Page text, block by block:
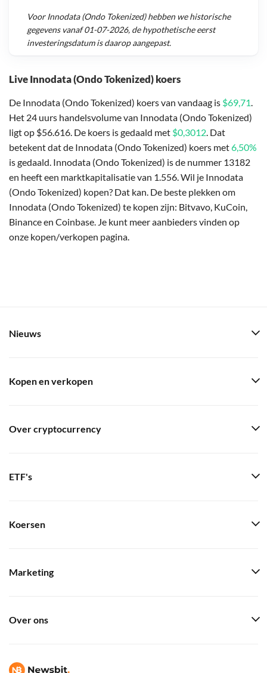
Live Innodata (Ondo Tokenized) koers
De Innodata (Ondo Tokenized) koers van vandaag is $69,71.
Het 24 uurs handelsvolume van Innodata (Ondo Tokenized)
ligt op $56.616. De koers is gedaald met $0,3012. Dat
betekent dat de Innodata (Ondo Tokenized) koers met6,50%
is gedaald. Innodata (Ondo Tokenized) is de nummer 13182
en heeft een marktkapitalisatie van 1.556. Wil je Innodata
(Ondo Tokenized) kopen? Dat kan. De beste plekken om
Innodata (Ondo Tokenized) te kopen zijn: Bitvavo, KuCoin,
Binance en Coinbase. Je kunt meer aanbieders vinden op
onze kopen/verkopen pagina.
VoorInnodata (Ondo Tokenized)hebben we historische
gegevens vanaf01-07-2026, de hypothetische eerst
investeringsdatum is daarop aangepast.
Nieuws
Kopen en verkopen
Over cryptocurrency
ETF's
Koersen
Marketing
Over ons